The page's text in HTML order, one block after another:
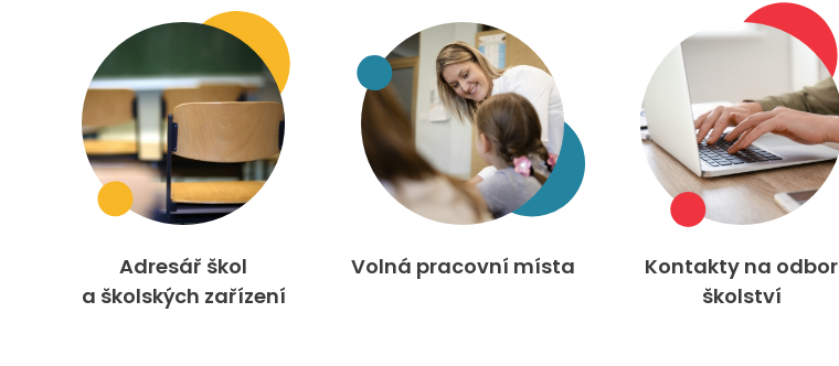
Adresář škol
a školských zařízení
Volná pracovní místa
Kontakty na odbor
školství